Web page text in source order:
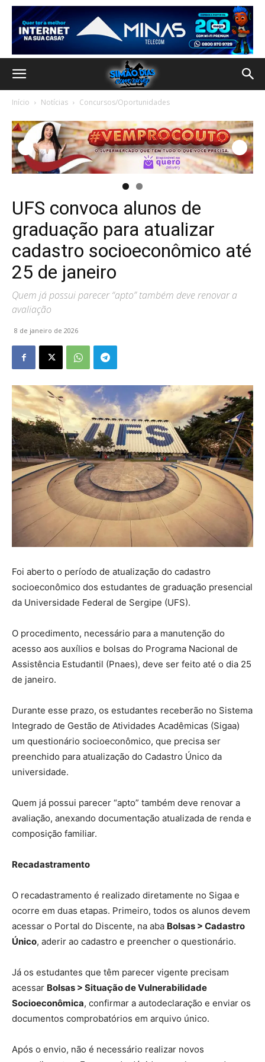
Início Notícias Concursos/Oportunidades
UFS convoca alunos de
graduação para atualizar
cadastro socioeconômico até
25 de janeiro
Quem já possui parecer “apto” também deve renovar a
avaliação
8 de janeiro de 2026
Foi aberto o período de atualização do cadastro
socioeconômico dos estudantes de graduação presencial
da Universidade Federal de Sergipe (UFS).
O procedimento, necessário para a manutenção do
acesso aos auxílios e bolsas do Programa Nacional de
Assistência Estudantil (Pnaes), deve ser feito até o dia 25
de janeiro.
Durante esse prazo, os estudantes receberão no Sistema
Integrado de Gestão de Atividades Acadêmicas (Sigaa)
um questionário socioeconômico, que precisa ser
preenchido para atualização do Cadastro Único da
universidade.
Quem já possui parecer “apto” também deve renovar a
avaliação, anexando documentação atualizada de renda e
composição familiar.
Recadastramento
O recadastramento é realizado diretamente no Sigaa e
ocorre em duas etapas. Primeiro, todos os alunos devem
acessar o Portal do Discente, na aba Bolsas > Cadastro
Único, aderir ao cadastro e preencher o questionário.
Já os estudantes que têm parecer vigente precisam
acessar Bolsas > Situação de Vulnerabilidade
Socioeconômica, confirmar a autodeclaração e enviar os
documentos comprobatórios em arquivo único.
Após o envio, não é necessário realizar novos